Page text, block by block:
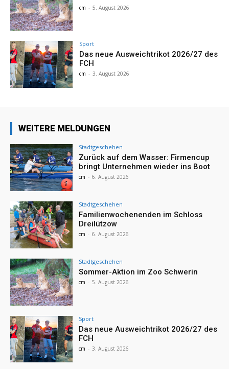
cm - 5. August 2026
Sport
Das neue Ausweichtrikot 2026/27 des
FCH
cm - 3. August 2026
WEITERE MELDUNGEN
Stadtgeschehen
Zurück auf dem Wasser: Firmencup
bringt Unternehmen wieder ins Boot
cm - 6. August 2026
Stadtgeschehen
Familienwochenenden im Schloss
Dreilützow
cm - 6. August 2026
Stadtgeschehen
Sommer-Aktion im Zoo Schwerin
cm - 5. August 2026
Sport
Das neue Ausweichtrikot 2026/27 des
FCH
cm - 3. August 2026